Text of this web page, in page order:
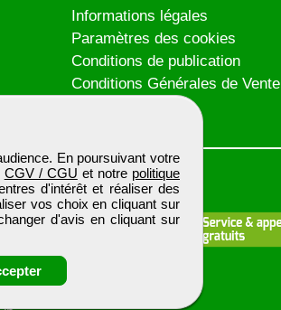
En poursuivant votre
CGV / CGU et notre politique
d'intérêt et réaliser des
vos choix en cliquant sur
d'avis en cliquant sur
Informations légales
Paramètres des cookies
Conditions de publication
Conditions Générales de Vente